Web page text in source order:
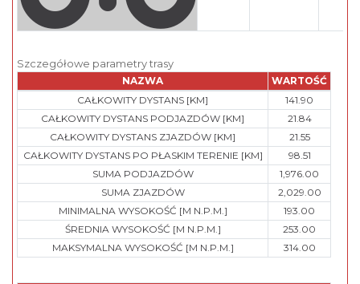
Szczegółowe parametry trasy
NAZWA
WARTOŚĆ
CAŁKOWITY DYSTANS [KM]
141.90
CAŁKOWITY DYSTANS PODJAZDÓW [KM]
21.84
CAŁKOWITY DYSTANS ZJAZDÓW [KM]
21.55
CAŁKOWITY DYSTANS PO PŁASKIM TERENIE [KM]
98.51
SUMA PODJAZDÓW
1,976.00
SUMA ZJAZDÓW
2,029.00
MINIMALNA WYSOKOŚĆ [M N.P.M.]
193.00
ŚREDNIA WYSOKOŚĆ [M N.P.M.]
253.00
MAKSYMALNA WYSOKOŚĆ [M N.P.M.]
314.00